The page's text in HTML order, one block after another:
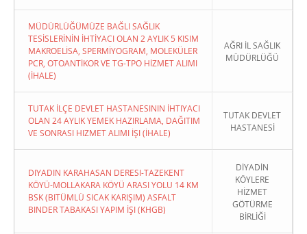
MÜDÜRLÜĞÜMÜZE BAĞLI SAĞLIK
TESİSLERİNİN İHTİYACI OLAN 2 AYLIK 5 KISIM
MAKROELİSA, SPERMİYOGRAM, MOLEKÜLER
PCR, OTOANTİKOR VE TG-TPO HİZMET ALIMI
(İHALE)
AĞRI İL SAĞLIK
MÜDÜRLÜĞÜ
TUTAK İLÇE DEVLET HASTANESININ İHTIYACI
OLAN 24 AYLIK YEMEK HAZIRLAMA, DAĞITIM
VE SONRASI HIZMET ALIMI İŞI (İHALE)
TUTAK DEVLET
HASTANESİ
DIYADIN KARAHASAN DERESI-TAZEKENT
KÖYÜ-MOLLAKARA KÖYÜ ARASI YOLU 14 KM
BSK (BITÜMLÜ SICAK KARIŞIM) ASFALT
BINDER TABAKASI YAPIM İŞI (KHGB)
DİYADİN
KÖYLERE
HİZMET
GÖTÜRME
BİRLİĞİ